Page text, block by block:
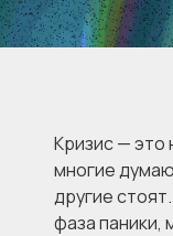
Кризис — это
многие
другие
фаза паники,